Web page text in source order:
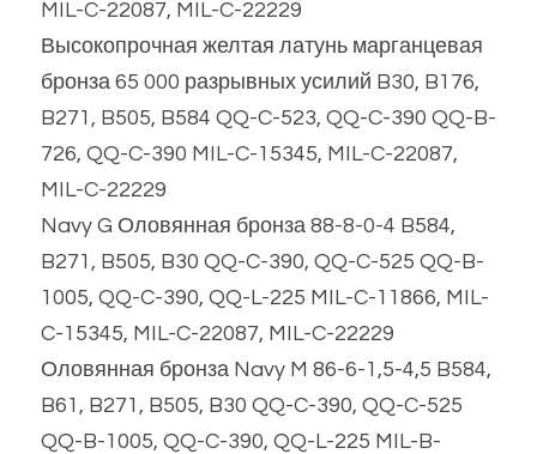
MIL-C-22087, MIL-C-22229
Высокопрочная желтая латунь марганцевая
бронза 65 000 разрывных усилий B30, B176,
B271, B505, B584 QQ-C-523, QQ-C-390 QQ-B-
726, QQ-C-390 MIL-C-15345, MIL-C-22087,
MIL-C-22229
Navy G Оловянная бронза 88-8-0-4 B584,
B271, B505, B30 QQ-C-390, QQ-C-525 QQ-B-
1005, QQ-C-390, QQ-L-225 MIL-C-11866, MIL-
C-15345, MIL-C-22087, MIL-C-22229
Оловянная бронза Navy M 86-6-1,5-4,5 B584,
B61, B271, B505, B30 QQ-C-390, QQ-C-525
QQ-B-1005, QQ-C-390, QQ-L-225 MIL-B-